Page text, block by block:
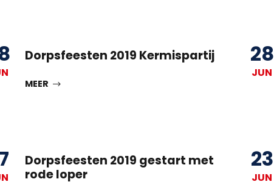
Dorpsfeesten 2019 Kermispartij
MEER
28
JUN
Dorpsfeesten 2019 gestart met
rode loper
23
JUN